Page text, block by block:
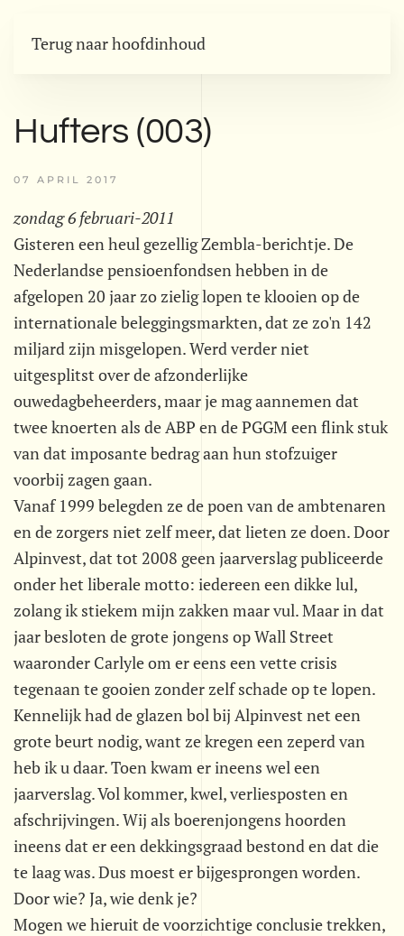
Terug naar hoofdinhoud
Hufters (003)
07 APRIL 2017
zondag 6 februari-2011
Gisteren een heul gezellig Zembla-berichtje. De
Nederlandse pensioenfondsen hebben in de
afgelopen 20 jaar zo zielig lopen te klooien op de
internationale beleggingsmarkten, dat ze zo'n 142
miljard zijn misgelopen. Werd verder niet
uitgesplitst over de afzonderlijke
ouwedagbeheerders, maar je mag aannemen dat
twee knoerten als de ABP en de PGGM een flink stuk
van dat imposante bedrag aan hun stofzuiger
voorbij zagen gaan.
Vanaf 1999 belegden ze de poen van de ambtenaren
en de zorgers niet zelf meer, dat lieten ze doen. Door
Alpinvest, dat tot 2008 geen jaarverslag publiceerde
onder het liberale motto: iedereen een dikke lul,
zolang ik stiekem mijn zakken maar vul. Maar in dat
jaar besloten de grote jongens op Wall Street
waaronder Carlyle om er eens een vette crisis
tegenaan te gooien zonder zelf schade op te lopen.
Kennelijk had de glazen bol bij Alpinvest net een
grote beurt nodig, want ze kregen een zeperd van
heb ik u daar. Toen kwam er ineens wel een
jaarverslag. Vol kommer, kwel, verliesposten en
afschrijvingen. Wij als boerenjongens hoorden
ineens dat er een dekkingsgraad bestond en dat die
te laag was. Dus moest er bijgesprongen worden.
Door wie? Ja, wie denk je?
Mogen we hieruit de voorzichtige conclusie trekken,